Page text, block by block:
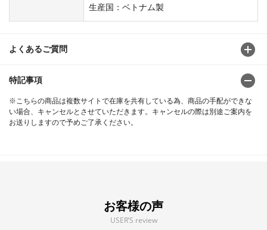
生産国：ベトナム製
よくあるご質問
特記事項
※こちらの商品は複数サイトで在庫を共有している為、商品の手配ができな
い場合、キャンセルとさせていただきます。キャンセルの際は別途ご案内を
お送りしますので予めご了承ください。
お客様の声
USER’S review